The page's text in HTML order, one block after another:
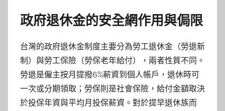
政府退休金的安全網作用與侷限
台灣的政府退休金制度主要分為勞工退休金（勞退新
制）與勞工保險（勞保老年給付），兩者性質不同。
勞退是僱主按月提撥6%薪資到個人帳戶，退休時可
一次或分期領取；勞保則是社會保險，給付金額取決
於投保年資與平均月投保薪資。對於提早退休族而